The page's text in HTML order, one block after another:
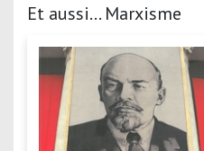
Et aussi... Marxisme